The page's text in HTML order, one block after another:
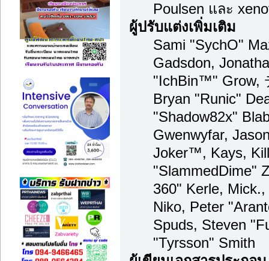
Poulsen และ
ผู้ปรับแต่งเพิ่มเติม
Sami "SychO"
Gadsdon,
"IchBin™" Grow,
Bryan "Runic"
"Shadow82x"
Gwenwyfar,
Joker™, Kays,
"SlammedDime"
360" Kerle,
Niko, Peter
Spuds, Steven
"Tyrsson" Smith